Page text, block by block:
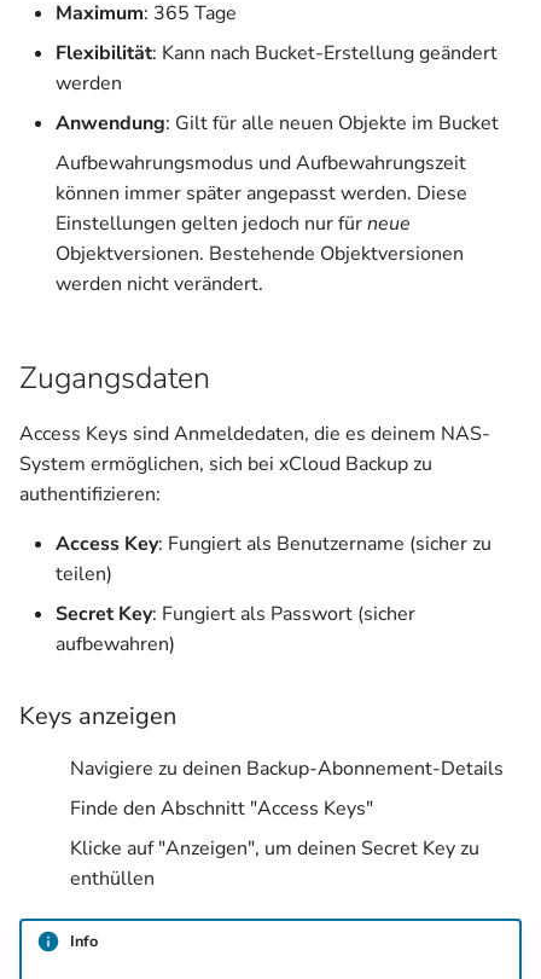
Maximum: 365 Tage
Flexibilität: Kann nach Bucket-Erstellung geändert
werden
Anwendung: Gilt für alle neuen Objekte im Bucket
Aufbewahrungsmodus und Aufbewahrungszeit
können immer später angepasst werden. Diese
Einstellungen gelten jedoch nur fürneue
Objektversionen. Bestehende Objektversionen
werden nicht verändert.
Zugangsdaten
Access Keys sind Anmeldedaten, die es deinem NAS-
System ermöglichen, sich bei xCloud Backup zu
authentifizieren:
Access Key: Fungiert als Benutzername (sicher zu
teilen)
Secret Key: Fungiert als Passwort (sicher
aufbewahren)
Keys anzeigen
Navigiere zu deinen Backup-Abonnement-Details
Finde den Abschnitt "Access Keys"
Klicke auf "Anzeigen", um deinen Secret Key zu
enthüllen
Info